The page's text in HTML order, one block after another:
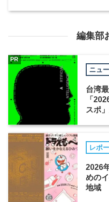
編集部
ニュ
台湾
「
スポ
PR
レポ
2026
めの
地域